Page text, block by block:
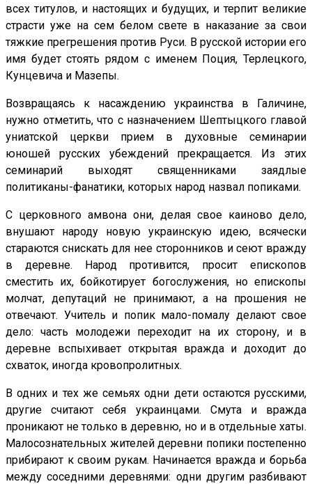
всех титулов, и настоящих и будущих, и терпит великие
страсти уже на сем белом свете в наказание за свои
тяжкие прегрешения против Руси. В русской истории его
имя будет стоять рядом с именем Поция, Терлецкого,
Кунцевича и Мазепы.
Возвращаясь к насаждению украинства в Галичине,
нужно отметить, что с назначением Шептыцкого главой
униатской церкви прием в духовные семинарии
юношей русских убеждений прекращается. Из этих
семинарий выходят священниками заядлые
политиканы-фанатики, которых народ назвал попиками.
С церковного амвона они, делая свое каиново дело,
внушают народу новую украинскую идею, всячески
стараются снискать для нее сторонников и сеют вражду
в деревне. Народ противится, просит епископов
сместить их, бойкотирует богослужения, но епископы
молчат, депутаций не принимают, а на прошения не
отвечают. Учитель и попик мало-помалу делают свое
дело: часть молодежи переходит на их сторону, и в
деревне вспыхивает открытая вражда и доходит до
схваток, иногда кровопролитных.
В одних и тех же семьях одни дети остаются русскими,
другие считают себя украинцами. Смута и вражда
проникают не только в деревню, но и в отдельные хаты.
Малосознательных жителей деревни попики постепенно
прибирают к своим рукам. Начинается вражда и борьба
между соседними деревнями: одни другим разбивают